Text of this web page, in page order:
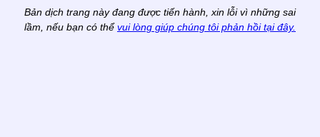
Bản dịch trang này đang được tiến hành, xin lỗi vì những sai
lầm, nếu bạn có thể vui lòng giúp chúng tôi phản hồi tại đây.